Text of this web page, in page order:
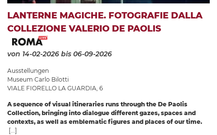
LANTERNE MAGICHE. FOTOGRAFIE DALLA
COLLEZIONE VALERIO DE PAOLIS
von 14-02-2026 bis 06-09-2026
Ausstellungen
Museum Carlo Bilotti
VIALE FIORELLO LA GUARDIA, 6
A sequence of visual itineraries runs through the De Paolis
Collection, bringing into dialogue different gazes, spaces and
contexts, as well as emblematic figures and places of our time.
[...]